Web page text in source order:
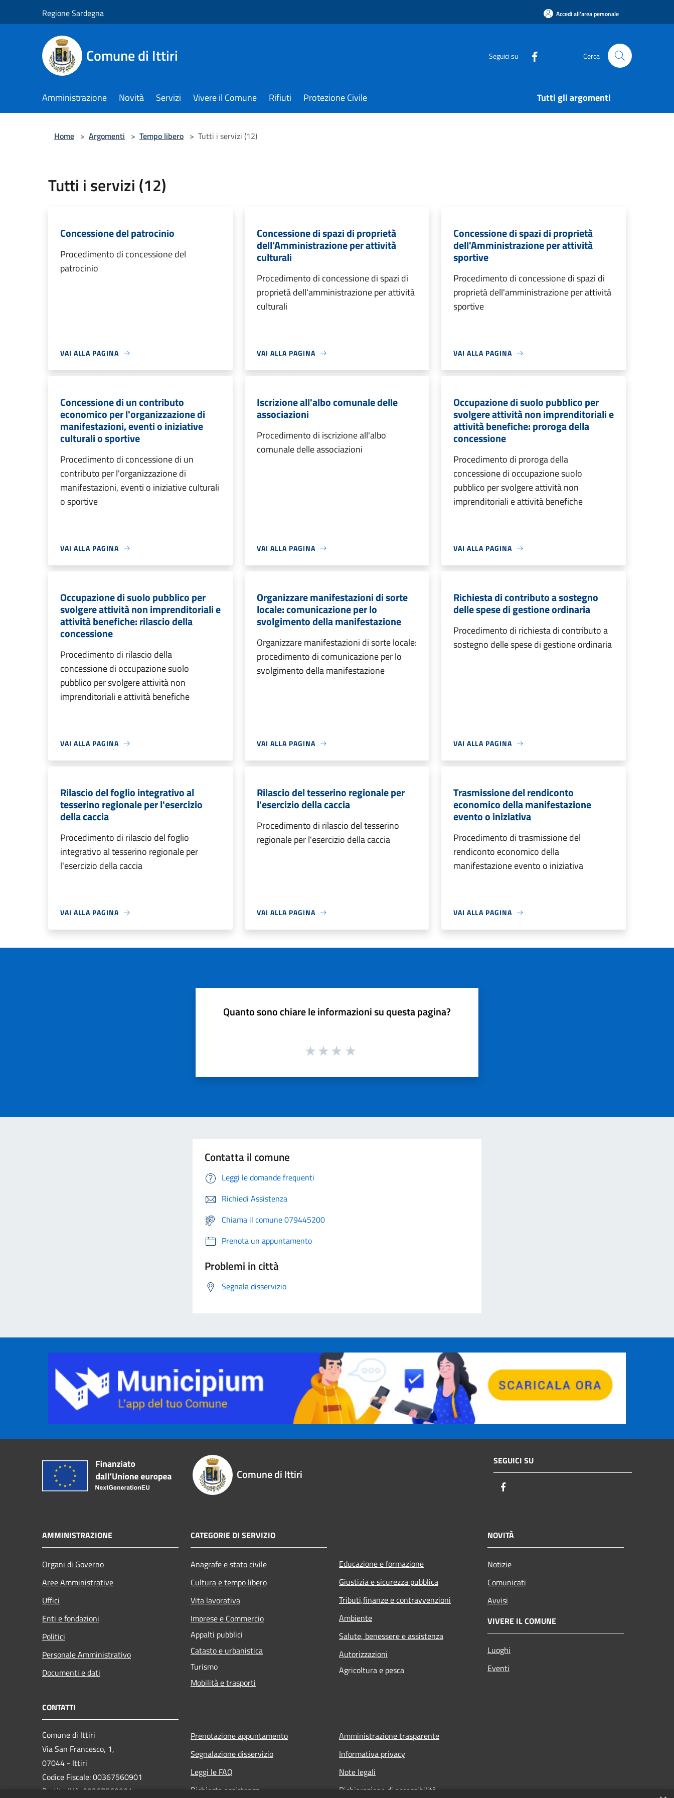
Regione Sardegna Accedi all'area personale
Comune di Ittiri Seguici su Cerca
Amministrazione Novità Servizi Vivere il Comune Rifiuti Protezione Civile Tutti gli argomenti
Home > Argomenti > Tempo libero > Tutti i servizi (12)
Tutti i servizi (12)
Concessione del patrocinio
Procedimento di concessione del
patrocinio
VAI ALLA PAGINA
Concessione di spazi di proprietà
dell'Amministrazione per attività
culturali
Procedimento di concessione di spazi di
proprietà dell'amministrazione per attività
culturali
VAI ALLA PAGINA
Concessione di spazi di proprietà
dell'Amministrazione per attività
sportive
Procedimento di concessione di spazi di
proprietà dell'amministrazione per attività
sportive
VAI ALLA PAGINA
Concessione di un contributo
economico per l'organizzazione di
manifestazioni, eventi o iniziative
culturali o sportive
Procedimento di concessione di un
contributo per l'organizzazione di
manifestazioni, eventi o iniziative culturali
o sportive
VAI ALLA PAGINA
Iscrizione all'albo comunale delle
associazioni
Procedimento di iscrizione all'albo
comunale delle associazioni
VAI ALLA PAGINA
Occupazione di suolo pubblico per
svolgere attività non imprenditoriali e
attività benefiche: proroga della
concessione
Procedimento di proroga della
concessione di occupazione suolo
pubblico per svolgere attività non
imprenditoriali e attività benefiche
VAI ALLA PAGINA
Occupazione di suolo pubblico per
svolgere attività non imprenditoriali e
attività benefiche: rilascio della
concessione
Procedimento di rilascio della
concessione di occupazione suolo
pubblico per svolgere attività non
imprenditoriali e attività benefiche
VAI ALLA PAGINA
Organizzare manifestazioni di sorte
locale: comunicazione per lo
svolgimento della manifestazione
Organizzare manifestazioni di sorte locale:
procedimento di comunicazione per lo
svolgimento della manifestazione
VAI ALLA PAGINA
Richiesta di contributo a sostegno
delle spese di gestione ordinaria
Procedimento di richiesta di contributo a
sostegno delle spese di gestione ordinaria
VAI ALLA PAGINA
Rilascio del foglio integrativo al
tesserino regionale per l'esercizio
della caccia
Procedimento di rilascio del foglio
integrativo al tesserino regionale per
l'esercizio della caccia
VAI ALLA PAGINA
Rilascio del tesserino regionale per
l'esercizio della caccia
Procedimento di rilascio del tesserino
regionale per l'esercizio della caccia
VAI ALLA PAGINA
Trasmissione del rendiconto
economico della manifestazione
evento o iniziativa
Procedimento di trasmissione del
rendiconto economico della
manifestazione evento o iniziativa
VAI ALLA PAGINA
Quanto sono chiare le informazioni su questa pagina?
Contatta il comune
Leggi le domande frequenti
Richiedi Assistenza
Chiama il comune 079445200
Prenota un appuntamento
Problemi in città
Segnala disservizio
Comune di Ittiri
SEGUICI SU
AMMINISTRAZIONE
Organi di Governo
Aree Amministrative
Uffici
Enti e fondazioni
Politici
Personale Amministrativo
Documenti e dati
CATEGORIE DI SERVIZIO
Anagrafe e stato civile
Cultura e tempo libero
Vita lavorativa
Imprese e Commercio
Appalti pubblici
Catasto e urbanistica
Turismo
Mobilità e trasporti
Educazione e formazione
Giustizia e sicurezza pubblica
Tributi,finanze e contravvenzioni
Ambiente
Salute, benessere e assistenza
Autorizzazioni
Agricoltura e pesca
NOVITÀ
Notizie
Comunicati
Avvisi
VIVERE IL COMUNE
Luoghi
Eventi
CONTATTI
Comune di Ittiri
Via San Francesco, 1,
07044 - Ittiri
Codice Fiscale: 00367560901
Partita IVA: 00367560901
Prenotazione appuntamento
Segnalazione disservizio
Leggi le FAQ
Richiesta assistenza
Amministrazione trasparente
Informativa privacy
Note legali
Dichiarazione di accessibilità